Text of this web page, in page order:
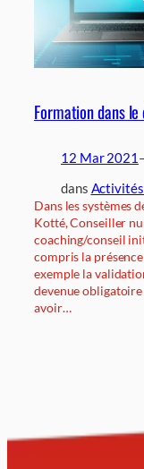
Formation dans
12 Mar 2021
dans Activités
Dans les systèmes
Kotté, Conseiller
coaching/conseil
compris la
exemple la
devenue
avoir…